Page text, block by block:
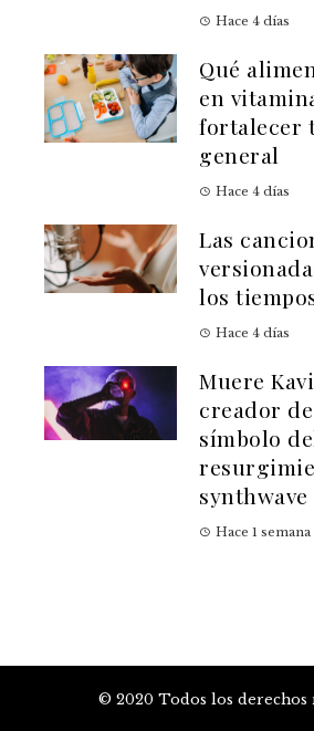
Hace 4 días
Qué
en
fortalecer
general
Hace 4 días
Las
los
Hace 4 días
Muere
creador
símbolo
Hace 1 semana
© 2020 Todos los derechos